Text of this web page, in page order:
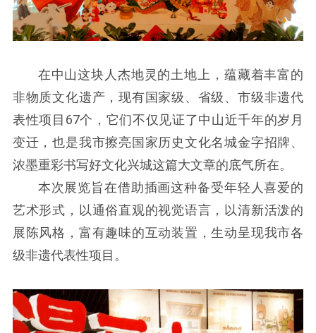
在中山这块人杰地灵的土地上，蕴藏着丰富的
非物质文化遗产，现有国家级、省级、市级非遗代
表性项目67个，它们不仅见证了中山近千年的岁月
变迁，也是我市擦亮国家历史文化名城金字招牌、
浓墨重彩书写好文化兴城这篇大文章的底气所在。
本次展览旨在借助插画这种备受年轻人喜爱的
艺术形式，以通俗直观的视觉语言，以清新活泼的
展陈风格，富有趣味的互动装置，生动呈现我市各
级非遗代表性项目。